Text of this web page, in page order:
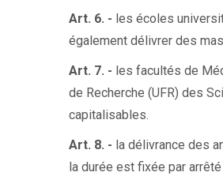
Art. 6. - les écoles
également délivrer des
Art. 7. - les facultés de
de Recherche (UFR) des
capitalisables.
Art. 8. - la délivrance des
la durée est fixée par